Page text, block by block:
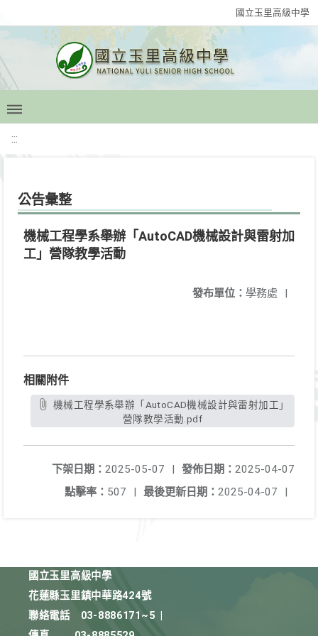
國立玉里高級中學
:::
公告彙整
機械工程學系舉辦「AutoCAD機械設計與雷射加
工」營隊教學活動
發布單位： 學務處 |
相關附件
營隊教學活動.pdf
發佈日期： 2025-04-07
下架日期： 2025-05-07
|
最後更新日期： 2025-04-07 |
點擊率： 507 |
國立玉里高級中學
花蓮縣玉里鎮中華路424號
聯絡電話
03-8886171~5